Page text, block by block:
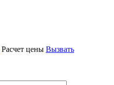
Расчет цены Вызвать